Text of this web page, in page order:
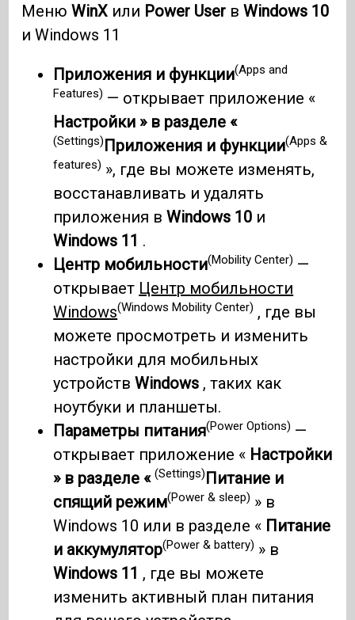
МенюWinX или Power User вWindows 10
и Windows 11
Приложения и функции(Apps and
Features) — открывает приложение «
Настройки » в разделе «
(Settings)Приложения и функции(Apps &
features) », где вы можете изменять,
восстанавливать и удалять
приложения вWindows 10 и
Windows 11 .
Центр мобильности(Mobility Center) —
открывает Центр мобильности
Windows(Windows Mobility Center) , где вы
можете просмотреть и изменить
настройки для мобильных
устройствWindows , таких как
ноутбуки и планшеты.
Параметры питания(Power Options) —
открывает приложение « Настройки
» в разделе «(Settings)Питание и
спящий режим(Power & sleep) » в
Windows 10 или в разделе « Питание
и аккумулятор(Power & battery) » в
Windows 11 , где вы можете
изменить активный план питания